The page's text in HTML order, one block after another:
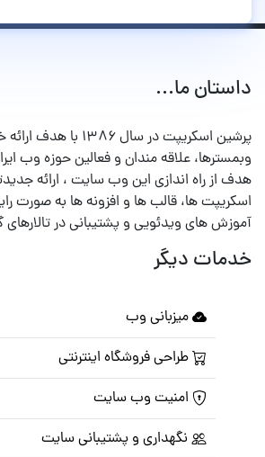
داستان ما...
پرشین اسکریپت در سال
وبمسترها، علاقه مندان و فعالین حوزه وب
هدف از راه اندازی این وب سایت ، ارائه
اسکریپت ها، قالب ها و افزونه ها به صورت
آموزش های ویدئویی و پشتیبانی در
خدمات دیگر
میزبانی وب
طراحی فروشگاه اینترنتی
امنیت وب سایت
نگهداری و پشتیبانی سایت